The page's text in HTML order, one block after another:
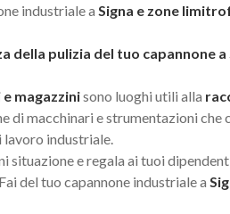
industriale a Signa e zone
della pulizia del tuo capannone a
magazzinisono luoghi utili alla
di macchinari e strumentazioni che
lavoro industriale.
situazione e regala ai tuoi
del tuo capannone industriale a